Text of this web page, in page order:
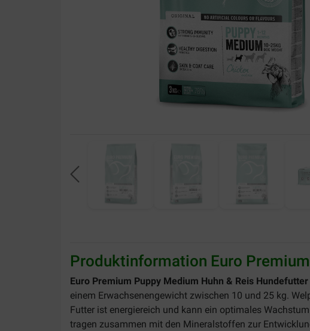
Produktinformation Euro
Euro Premium Puppy Medium Huhn & Reis Hundefutter
einem Erwachsenengewicht zwischen 10 und 25 kg.
Futter ist energiereich und kann ein optimales
tragen zusammen mit den Mineralstoffen zur